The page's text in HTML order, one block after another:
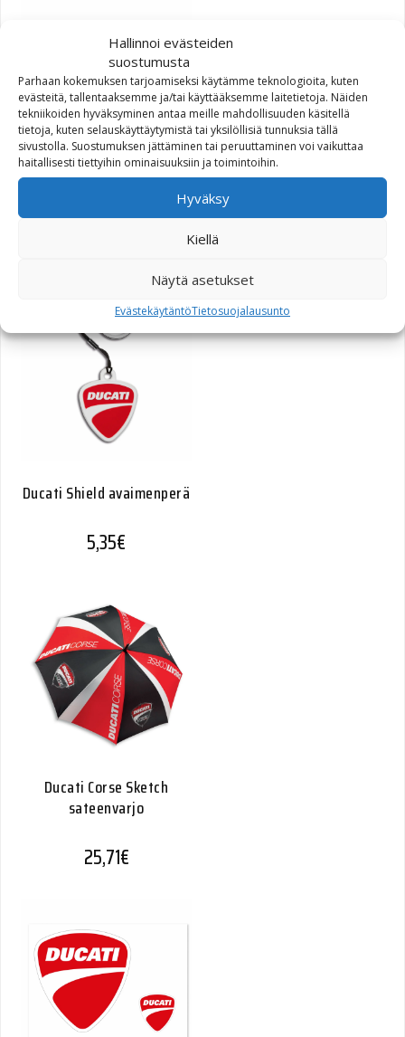
Hallinnoi evästeiden
suostumusta
Parhaan kokemuksen tarjoamiseksi käytämme teknologioita, kuten
evästeitä, tallentaaksemme ja/tai käyttääksemme laitetietoja. Näiden
tekniikoiden hyväksyminen antaa meille mahdollisuuden käsitellä
tietoja, kuten selauskäyttäytymistä tai yksilöllisiä tunnuksia tällä
sivustolla. Suostumuksen jättäminen tai peruuttaminen voi vaikuttaa
haitallisesti tiettyihin ominaisuuksiin ja toimintoihin.
Hyväksy
Kiellä
Näytä asetukset
EvästekäytäntöTietosuojalausunto
Ducati Shield avaimenperä
5,35€
Ducati Corse Sketch
sateenvarjo
25,71€